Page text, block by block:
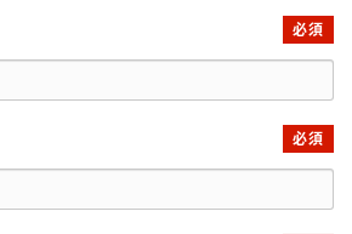
必須
必須